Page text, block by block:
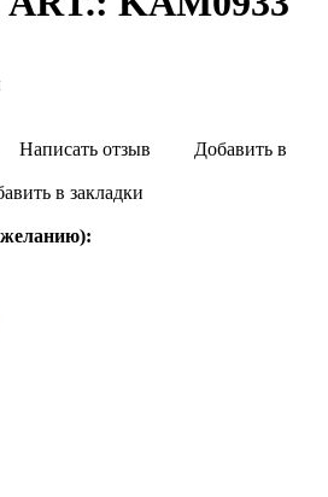
Написать отзыв
Добавить в
в закладки